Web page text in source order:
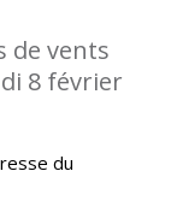
de vents
8 février
du